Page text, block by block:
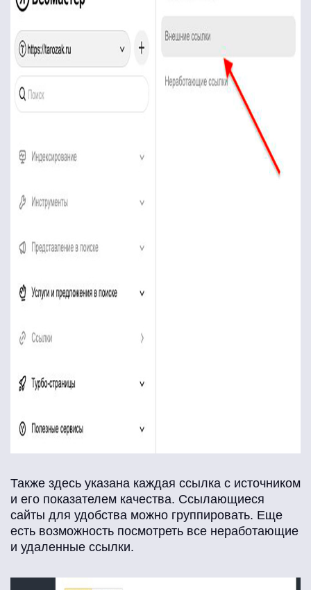
Также здесь указана каждая ссылка с источником
и его показателем качества. Ссылающиеся
сайты для удобства можно группировать. Еще
есть возможность посмотреть все неработающие
и удаленные ссылки.